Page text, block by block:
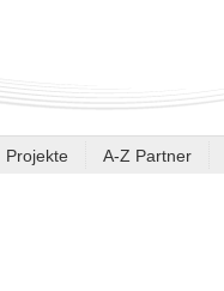
Projekte A-Z Partner